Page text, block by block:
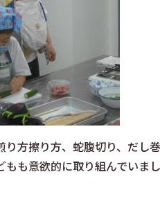
り方擦り方、蛇腹切り、だし
も意欲的に取り組んでいま